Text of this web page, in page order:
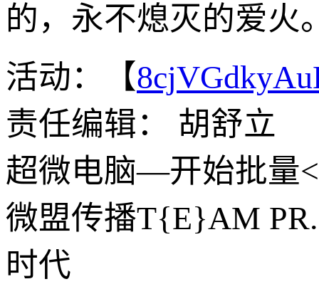
的，永不熄灭的爱火
活动：【
责任编辑： 胡舒立
超微电脑—开始批量
微盟传播T{E}AM
时代